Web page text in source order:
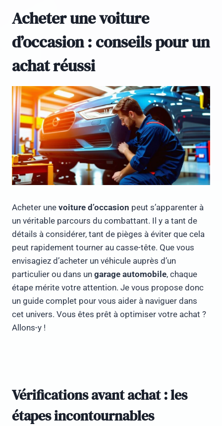
Acheter une voiture
d’occasion : conseils pour un
achat réussi
Acheter une voiture d’occasion peut s’apparenter à
un véritable parcours du combattant. Il y a tant de
détails à considérer, tant de pièges à éviter que cela
peut rapidement tourner au casse-tête. Que vous
envisagiez d’acheter un véhicule auprès d’un
particulier ou dans un garage automobile, chaque
étape mérite votre attention. Je vous propose donc
un guide complet pour vous aider à naviguer dans
cet univers. Vous êtes prêt à optimiser votre achat ?
Allons-y !
Vérifications avant achat : les
étapes incontournables